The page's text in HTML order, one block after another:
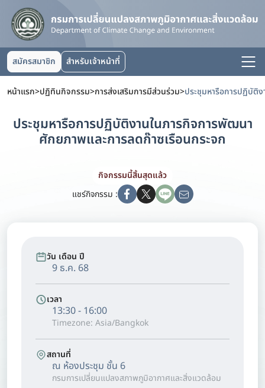
สมัครสมาชิก สำหรับเจ้าหน้าที่
หน้าแรก>ปฏิทินกิจกรรม>การส่งเสริมการมีส่วนร่วม>
ประชุมหารือการปฏิบัติงานในภารกิจการพัฒนา
ศักยภาพและการลดก๊าซเรือนกระจก
กิจกรรมนี้สิ้นสุดแล้ว
แชร์กิจกรรม :
วัน เดือน ปี
9 ธ.ค. 68
เวลา
13:30 - 16:00
Timezone: Asia/Bangkok
สถานที่
ณ ห้องประชุม ชั้น 6
กรมการเปลี่ยนแปลงสภาพภูมิอากาศและสิ่งแวดล้อม